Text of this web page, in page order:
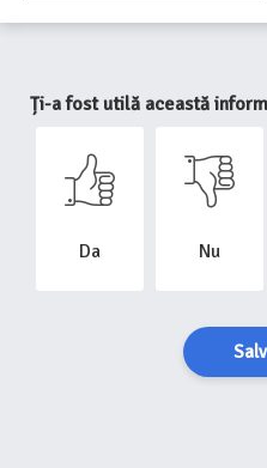
Ți-a fost utilă această
Da Nu